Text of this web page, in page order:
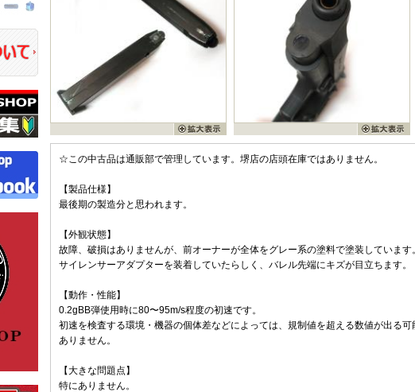
☆この中古品は通販部で管理しています。堺店の店頭在庫ではありません。
【製品仕様】
最後期の製造分と思われます。
【外観状態】
故障、破損はありませんが、前オーナーが全体をグレー系の塗料で塗装しています。
サイレンサーアダプターを装着していたらしく、バレル先端にキズが目立ちます。
【動作・性能】
0.2gBB弾使用時に80〜95m/s程度の初速です。
初速を検査する環境・機器の個体差などによっては、規制値を超える数値が出る
ありません。
【大きな問題点】
特にありません。